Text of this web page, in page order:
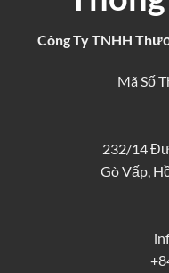
Công Ty TNHH
Mã Số
232/14
Gò Vấp,